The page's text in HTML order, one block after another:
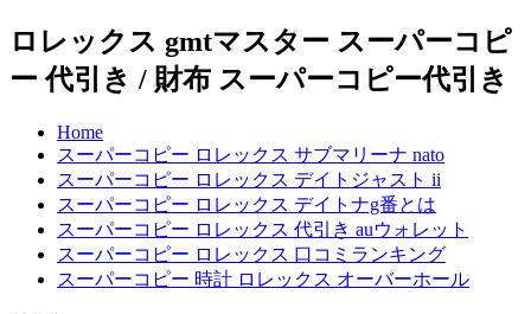
ロレックス gmtマスター スーパーコピ
ー 代引き / 財布 スーパーコピー代引き
Home
スーパーコピー ロレックス サブマリーナ nato
スーパーコピー ロレックス デイトジャスト ii
スーパーコピー ロレックス デイトナg番とは
スーパーコピー ロレックス 代引き auウォレット
スーパーコピー ロレックス 口コミランキング
スーパーコピー 時計 ロレックス オーバーホール